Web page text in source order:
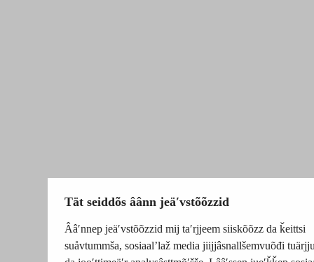
Tät seiddõs âânn jeäʹvstõõzzid
Ââʹnnep jeäʹvstõõzzid mij taʹrjjeem siiskõõzz da ǩeittsi
suåvtummša, sosiaalʼlaž media jiijjâsnallšemvuõđi